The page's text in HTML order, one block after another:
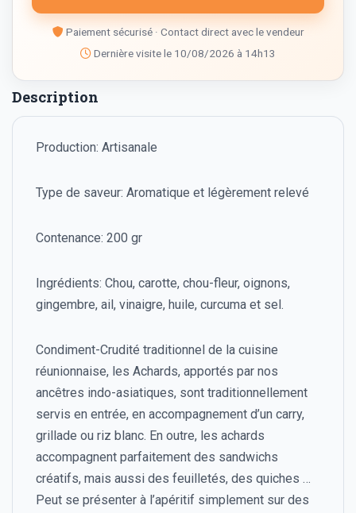
Paiement sécurisé · Contact direct avec le vendeur
Dernière visite le 10/08/2026 à 14h13
Description
Production: Artisanale
Type de saveur: Aromatique et légèrement relevé
Contenance: 200 gr
Ingrédients: Chou, carotte, chou-fleur, oignons,
gingembre, ail, vinaigre, huile, curcuma et sel.
Condiment-Crudité traditionnel de la cuisine
réunionnaise, les Achards, apportés par nos
ancêtres indo-asiatiques, sont traditionnellement
servis en entrée, en accompagnement d’un carry,
grillade ou riz blanc. En outre, les achards
accompagnent parfaitement des sandwichs
créatifs, mais aussi des feuilletés, des quiches …
Peut se présenter à l’apéritif simplement sur des